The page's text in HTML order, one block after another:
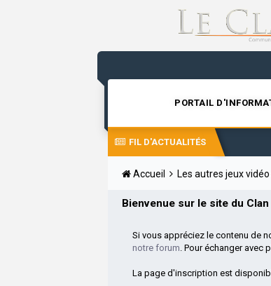
PORTAIL
FIL D'ACTUALITÉS
Accueil Les autres jeux
Bienvenue sur le site du
Si vous appréciez le contenu de
notre forum . Pour échanger
La page d'inscription est